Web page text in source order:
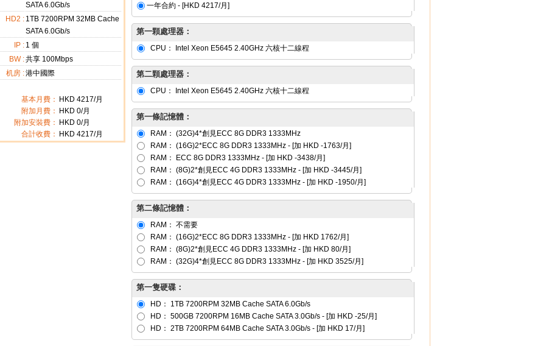
SATA 6.0Gb/s
HD2 : 1TB 7200RPM 32MB Cache
SATA 6.0Gb/s
IP : 1 個
BW :共享 100Mbps
机房 :港中國際
基本月費： HKD 4217/月
附加月費：
HKD 0/月
附加安裝費：
HKD 0/月
合計收費：
HKD 4217/月
一年合約 - [HKD 4217/月]
第一顆處理器：
CPU： Intel Xeon E5645 2.40GHz 六核十二線程
第二顆處理器：
CPU： Intel Xeon E5645 2.40GHz 六核十二線程
第一條記憶體：
RAM： (32G)4*創見ECC 8G DDR3 1333MHz
RAM： (16G)2*ECC 8G DDR3 1333MHz - [加 HKD -1763/月]
RAM：
ECC 8G DDR3 1333MHz - [加 HKD -3438/月]
RAM： (8G)2*創見ECC 4G DDR3 1333MHz - [加 HKD -3445/月]
RAM： (16G)4*創見ECC 4G DDR3 1333MHz - [加 HKD -1950/月]
第二條記憶體：
RAM： 不需要
RAM： (16G)2*ECC 8G DDR3 1333MHz - [加 HKD 1762/月]
RAM： (8G)2*創見ECC 4G DDR3 1333MHz - [加 HKD 80/月]
RAM： (32G)4*創見ECC 8G DDR3 1333MHz - [加 HKD 3525/月]
第一隻硬碟：
HD： 1TB 7200RPM 32MB Cache SATA 6.0Gb/s
HD： 500GB 7200RPM 16MB Cache SATA 3.0Gb/s - [加 HKD -25/月]
HD： 2TB 7200RPM 64MB Cache SATA 3.0Gb/s - [加 HKD 17/月]